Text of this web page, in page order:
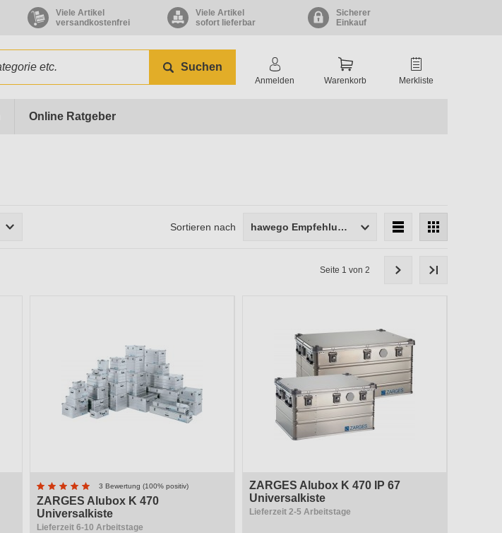
Viele Artikel
versandkostenfrei
Viele Artikel
sofort lieferbar
Sicherer
Einkauf
Suchen
Anmelden Warenkorb Merkliste
Online Ratgeber
Sortieren nach hawego Empfehlung
Seite 1 von 2
3 Bewertung (100% positiv)
ZARGES Alubox K 470
Universalkiste
Lieferzeit 6-10 Arbeitstage
ZARGES Alubox K 470 IP 67
Universalkiste
Lieferzeit 2-5 Arbeitstage